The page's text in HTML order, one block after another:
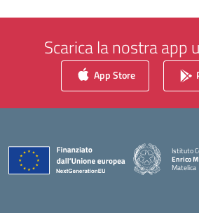
Scarica la nostra app
App Store
Istituto
Enrico
Matelica